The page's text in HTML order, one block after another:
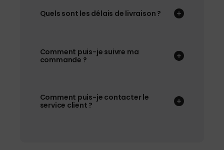
Quels sont les délais de livraison ?
Comment puis-je suivre ma
commande ?
Comment puis-je contacter le
service client ?